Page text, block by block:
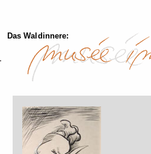
Das Waldinnere: